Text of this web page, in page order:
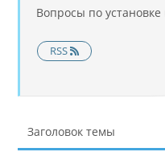
Вопросы по
RSS
Заголовок темы